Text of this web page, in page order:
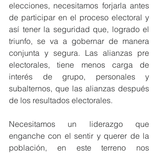
elecciones, necesitamos forjarla antes
de participar en el proceso electoral y
así tener la seguridad que, logrado el
triunfo, se va a gobernar de manera
conjunta y segura. Las alianzas pre
electorales, tiene menos carga de
interés de grupo, personales y
subalternos, que las alianzas después
de los resultados electorales.
Necesitamos un liderazgo que
enganche con el sentir y querer de la
población, en este terreno nos